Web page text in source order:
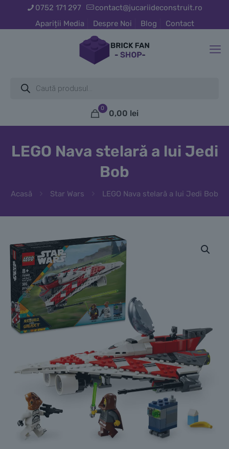
0752 171 297
contact@jucariideconstruit.ro
Apariții Media
Despre Noi Blog Contact
search
0
0,00 lei
LEGO Nava stelară a lui Jedi
Bob
Acasă Star Wars LEGO Nava stelară a lui Jedi Bob